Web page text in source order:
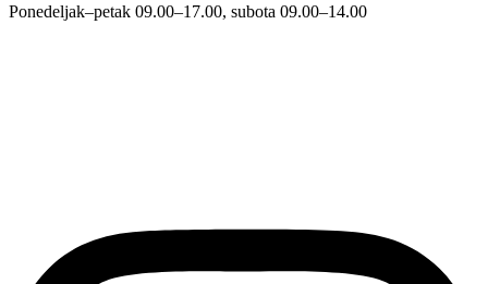
Ponedeljak–petak 09.00–17.00, subota 09.00–14.00